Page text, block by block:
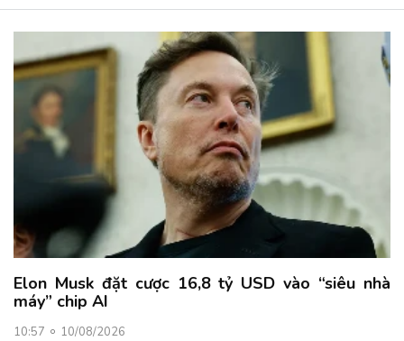
Elon Musk đặt cược 16,8 tỷ USD vào “siêu nhà
máy” chip AI
10:57 10/08/2026